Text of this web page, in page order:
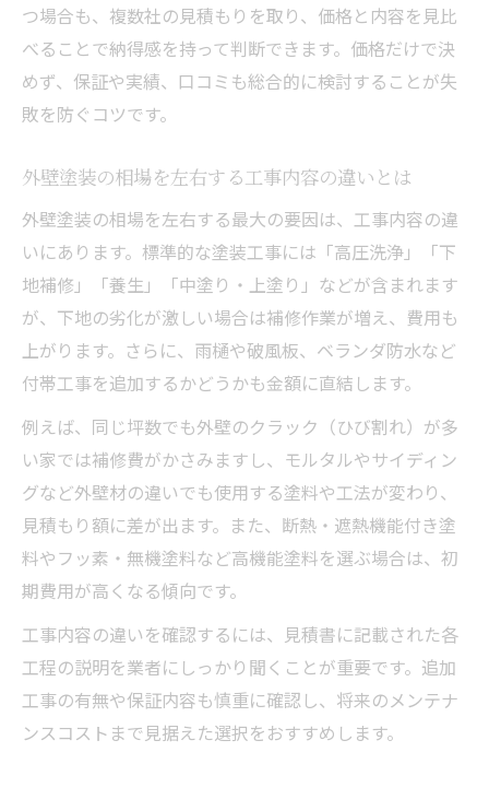
つ場合も、複数社の見積もりを取り、価格と内容を見比
べることで納得感を持って判断できます。価格だけで決
めず、保証や実績、口コミも総合的に検討することが失
敗を防ぐコツです。
外壁塗装の相場を左右する工事内容の違いとは
外壁塗装の相場を左右する最大の要因は、工事内容の違
いにあります。標準的な塗装工事には「高圧洗浄」「下
地補修」「養生」「中塗り・上塗り」などが含まれます
が、下地の劣化が激しい場合は補修作業が増え、費用も
上がります。さらに、雨樋や破風板、ベランダ防水など
付帯工事を追加するかどうかも金額に直結します。
例えば、同じ坪数でも外壁のクラック（ひび割れ）が多
い家では補修費がかさみますし、モルタルやサイディン
グなど外壁材の違いでも使用する塗料や工法が変わり、
見積もり額に差が出ます。また、断熱・遮熱機能付き塗
料やフッ素・無機塗料など高機能塗料を選ぶ場合は、初
期費用が高くなる傾向です。
工事内容の違いを確認するには、見積書に記載された各
工程の説明を業者にしっかり聞くことが重要です。追加
工事の有無や保証内容も慎重に確認し、将来のメンテナ
ンスコストまで見据えた選択をおすすめします。